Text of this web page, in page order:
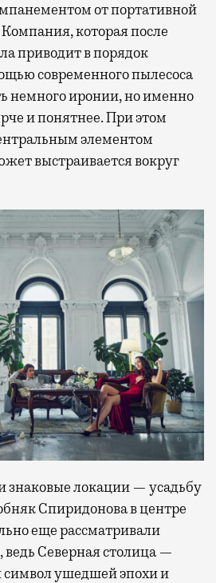
от портативной
которая после
приводит в порядок
современного пылесоса
немного иронии, но именно
и понятнее. При этом
элементом
выстраивается вокруг
знаковые локации — усадьбу
Спиридонова в центре
еще рассматривали
Северная столица —
символ ушедшей эпохи и